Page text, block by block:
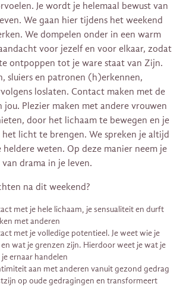
Je wordt je helemaal bewust van
We gaan hier tijdens het weekend
We dompelen onder in een warm
voor jezelf en voor elkaar, zodat
ontpoppen tot je ware staat van Zijn.
sluiers en patronen (h)erkennen,
loslaten. Contact maken met de
jou. Plezier maken met andere vrouwen
door het lichaam te bewegen en je
licht te brengen. We spreken je altijd
heldere weten. Op deze manier neem je
drama in je leven.
na dit weekend?
met je hele lichaam, je sensualiteit en durft
met anderen
met je volledige potentieel. Je weet wie je
wat je grenzen zijn. Hierdoor weet je wat je
je ernaar handelen
aan met anderen vanuit gezond gedrag
op oude gedragingen en transformeert